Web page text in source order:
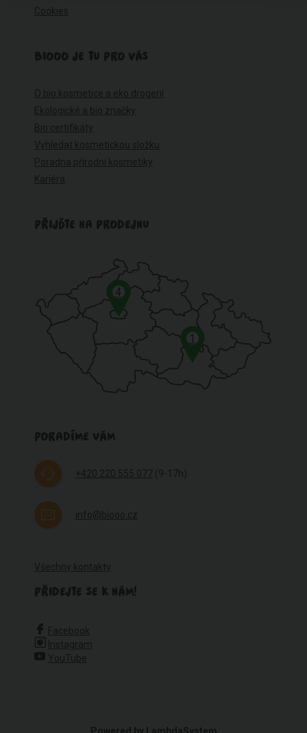
Cookies
BIOOO JE TU PRO VÁS
O bio kosmetice a eko drogerii
Ekologické a bio značky
Bio certifikáty
Vyhledat kosmetickou složku
Poradna přírodní kosmetiky
Kariéra
PŘIJĎTE NA PRODEJNU
1
4
PORADÍME VÁM
+420 220 555 077 (9-17h)
info@biooo.cz
Všechny kontakty
PŘIDEJTE SE K NÁM!
Facebook
Instagram
YouTube
Powered by LambdaSystem